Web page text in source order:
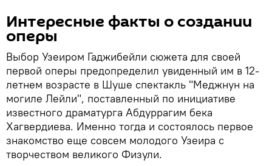
Интересные факты о создании
оперы
Выбор Узеиром Гаджибейли сюжета для своей
первой оперы предопределил увиденный им в 12-
летнем возрасте в Шуше спектакль "Меджнун на
могиле Лейли", поставленный по инициативе
известного драматурга Абдуррагим бека
Хагвердиева. Именно тогда и состоялось первое
знакомство еще совсем молодого Узеира с
творчеством великого Физули.